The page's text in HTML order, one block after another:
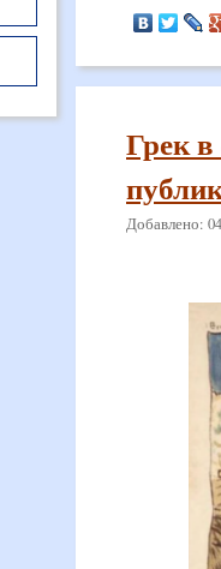
Грек
Добавлено: